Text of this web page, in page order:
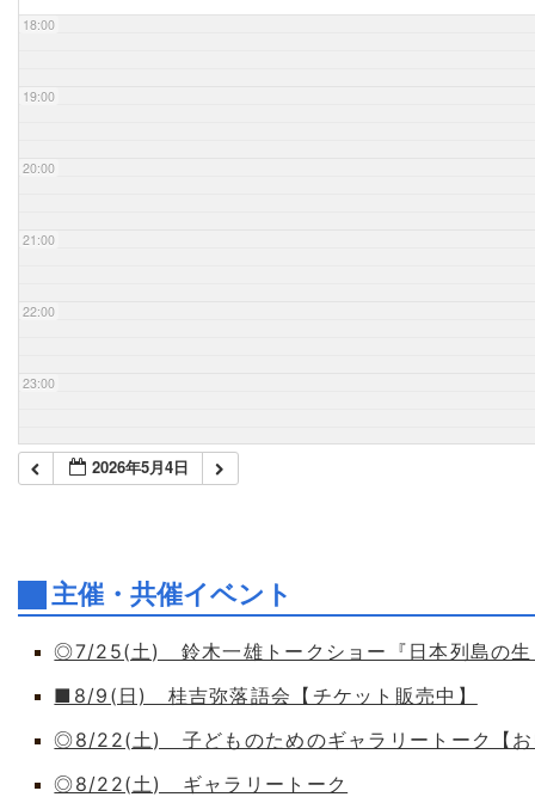
18:00
19:00
20:00
21:00
22:00
23:00
2026年5月4日
主催・共催イベント
◎7/25(土) 鈴木一雄トークショー『日本列島の生
■8/9(日) 桂吉弥落語会【チケット販売中】
◎8/22(土) 子どものためのギャラリートーク【お
◎8/22(土) ギャラリートーク